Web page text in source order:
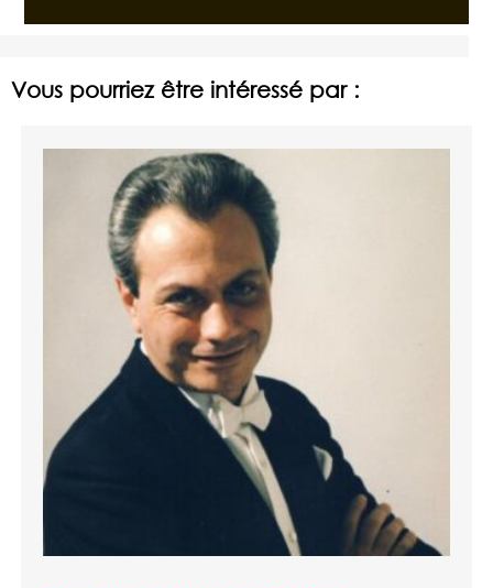
Vous pourriez être intéressé par :